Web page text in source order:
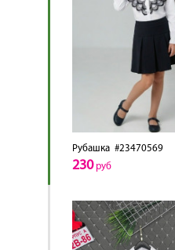
Рубашка #23470569
230руб